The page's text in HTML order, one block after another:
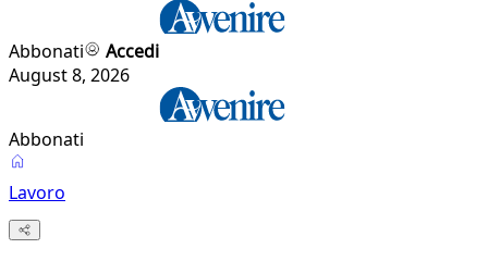
Abbonati
Accedi
August 8, 2026
Abbonati
Lavoro